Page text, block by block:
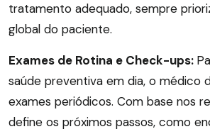
tratamento adequado, sempre
global do paciente.
Exames de Rotina e Check-ups:
saúde preventiva em dia, o médico
exames periódicos. Com base nos
define os próximos passos, como